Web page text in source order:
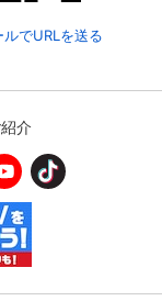
ルでURLを送る
介